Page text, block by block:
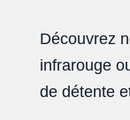
Découvrez
infrarouge
de détente